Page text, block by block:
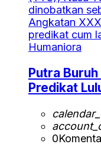
Humaniora
Putra
Predikat
0